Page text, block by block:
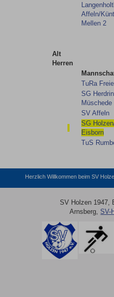
Affeln/​
Mellen 2
Alt
Herren
TuRa
SG
Müschede
SV Affeln
SG
Eisborn
TuS
Herzlich Willkommen beim SV
SV Holzen 1947,
Arnsberg, SV-